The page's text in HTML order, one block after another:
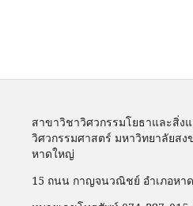
สาขาวิชาวิศวกรรมโยธาและสิ่ง
วิศวกรรมศาสตร์ มหาวิทยาลัยส
หาดใหญ่
15 ถนน กาญจนวณิชย์ อำเภอหา